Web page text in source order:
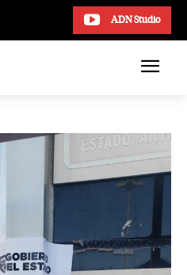
ADN Studio